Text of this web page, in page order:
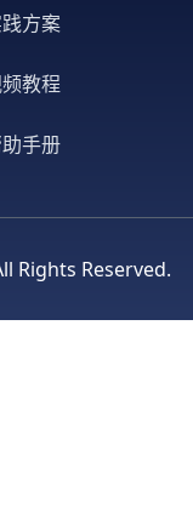
方案
教程
手册
Rights Reserved.